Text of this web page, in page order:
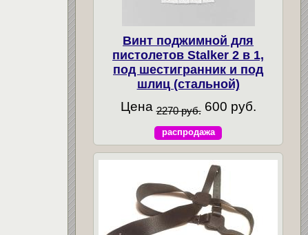
Винт поджимной для
пистолетов Stalker 2 в 1,
под шестигранник и под
шлиц (стальной)
Цена 2270 руб. 600 руб.
распродажа